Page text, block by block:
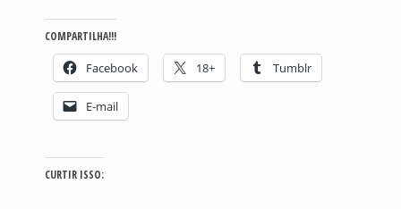
COMPARTILHA!!!
Facebook 18+ Tumblr
E-mail
CURTIR ISSO: